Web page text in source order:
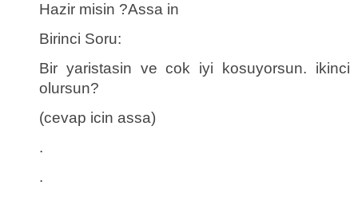
Hazir misin ?Assa in
Birinci Soru:
Bir yaristasin ve cok iyi kosuyorsun. ikinci
olursun?
(cevap icin assa)
.
.